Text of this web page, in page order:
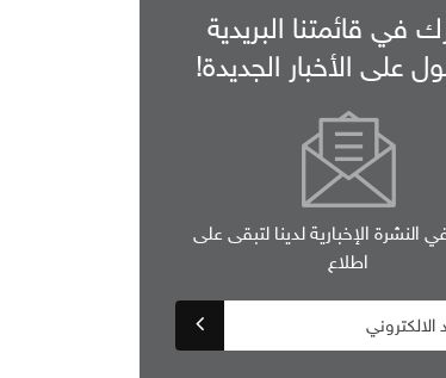
في قائمتنا البريدية
على الأخبار الجديدة!
النشرة الإخبارية لدينا لتبقى على
اطلاع